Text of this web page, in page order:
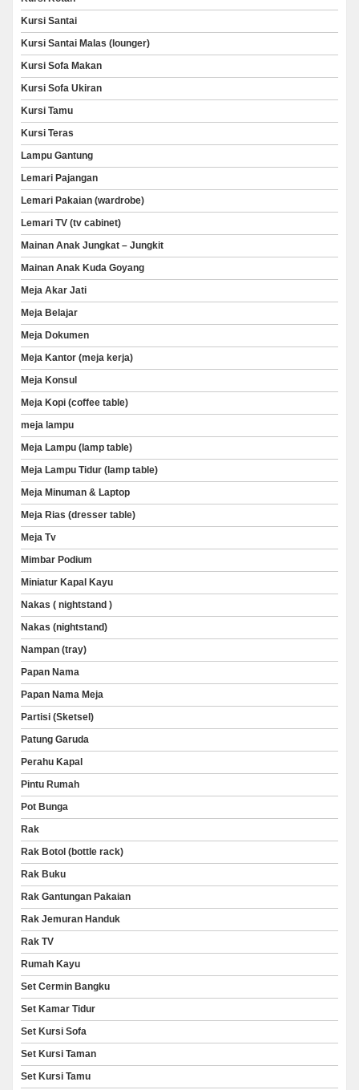
Kursi Santai
Kursi Santai Malas (lounger)
Kursi Sofa Makan
Kursi Sofa Ukiran
Kursi Tamu
Kursi Teras
Lampu Gantung
Lemari Pajangan
Lemari Pakaian (wardrobe)
Lemari TV (tv cabinet)
Mainan Anak Jungkat – Jungkit
Mainan Anak Kuda Goyang
Meja Akar Jati
Meja Belajar
Meja Dokumen
Meja Kantor (meja kerja)
Meja Konsul
Meja Kopi (coffee table)
meja lampu
Meja Lampu (lamp table)
Meja Lampu Tidur (lamp table)
Meja Minuman & Laptop
Meja Rias (dresser table)
Meja Tv
Mimbar Podium
Miniatur Kapal Kayu
Nakas ( nightstand )
Nakas (nightstand)
Nampan (tray)
Papan Nama
Papan Nama Meja
Partisi (Sketsel)
Patung Garuda
Perahu Kapal
Pintu Rumah
Pot Bunga
Rak
Rak Botol (bottle rack)
Rak Buku
Rak Gantungan Pakaian
Rak Jemuran Handuk
Rak TV
Rumah Kayu
Set Cermin Bangku
Set Kamar Tidur
Set Kursi Sofa
Set Kursi Taman
Set Kursi Tamu